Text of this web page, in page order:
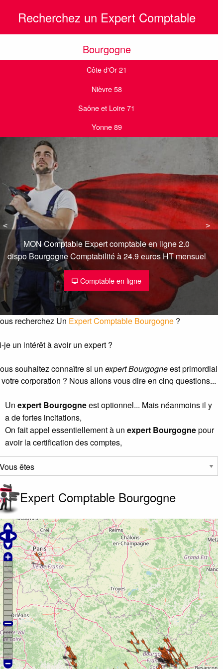
Recherchez un Expert Comptable
Bourgogne
Côte d'Or 21
Nièvre 58
Saône et Loire 71
Yonne 89
<
< >
>
MON Comptable Expert comptable en ligne 2.0
dispo Bourgogne Comptabilité à 24.9 euros HT mensuel
Comptable en ligne
recherchez Un Expert Comptable Bourgogne ?
je un intérêt à avoir un expert ?
souhaitez connaître si un expert Bourgogneest primordial
corporation ? Nous allons vous dire en cinq questions...
Un expert Bourgogneest optionnel... Mais néanmoins il y
a de fortes incitations,
On fait appel essentiellement à un expert Bourgognepour
avoir la certification des comptes,
Expert Comptable Bourgogne